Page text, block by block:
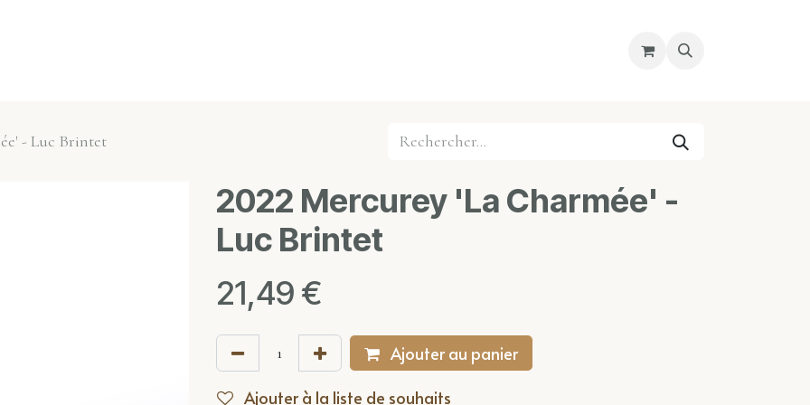
Cours
- Luc Brintet
2022 Mercurey 'La Charmée' -
Luc Brintet
21,49 €
Ajouter au panier
Ajouter à la liste de souhaits